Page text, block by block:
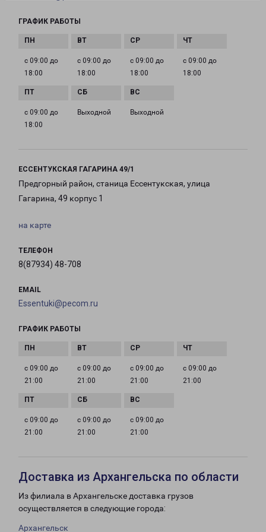
ГРАФИК РАБОТЫ
с 09:00 до
18:00
с 09:00 до
18:00
с 09:00 до
18:00
с 09:00 до
18:00
с 09:00 до
18:00
Выходной Выходной
ЕССЕНТУКСКАЯ ГАГАРИНА 49/1
Предгорный район, станица Ессентукская, улица
Гагарина, 49 корпус 1
на карте
ТЕЛЕФОН
8(87934) 48-708
EMAIL
Essentuki@pecom.ru
ГРАФИК РАБОТЫ
с 09:00 до
21:00
с 09:00 до
21:00
с 09:00 до
21:00
с 09:00 до
21:00
с 09:00 до
21:00
с 09:00 до
21:00
с 09:00 до
21:00
Доставка из Архангельска по области
Из филиала в Архангельске доставка грузов
осуществляется в следующие города:
Архангельск